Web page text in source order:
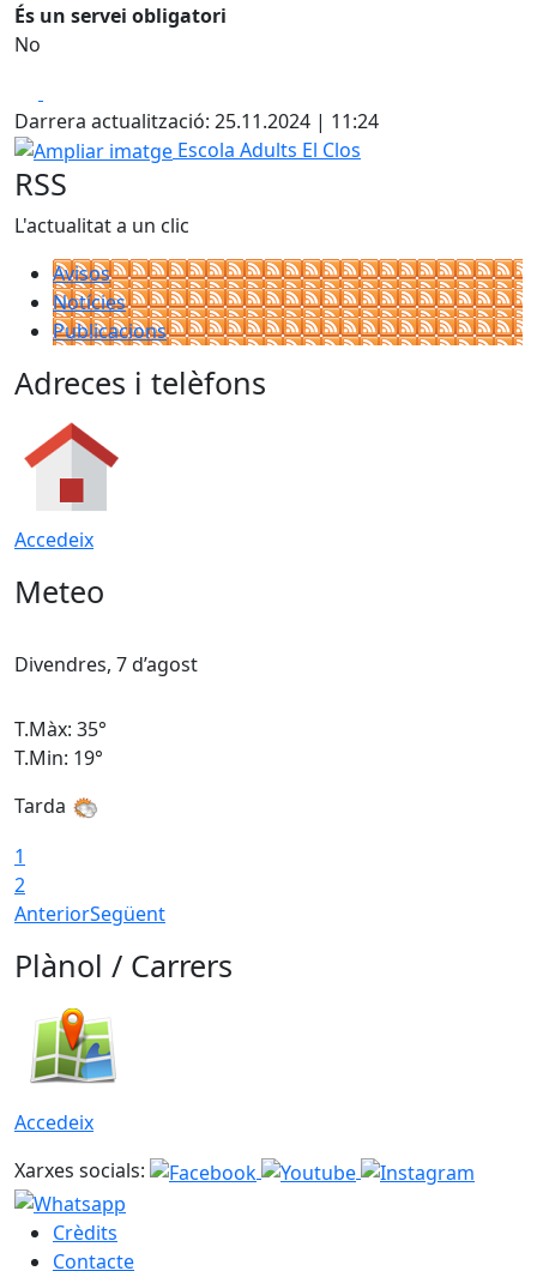
És un servei obligatori
No
Darrera actualització: 25.11.2024 | 11:24
Ampliar imatge
Escola Adults El Clos
RSS
L'actualitat a un clic
Avisos
Notícies
Publicacions
Adreces i telèfons
Accedeix
Meteo
Divendres, 7 d’agost
T.Màx: 35°
T.Min: 19°
Tarda
1
2
AnteriorSegüent
Plànol / Carrers
Accedeix
Xarxes socials:
Crèdits
Contacte